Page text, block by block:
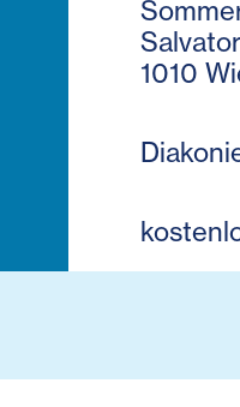
1010